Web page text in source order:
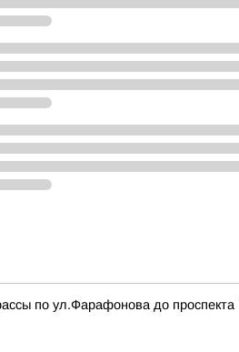
по ул.Фарафонова до проспекта